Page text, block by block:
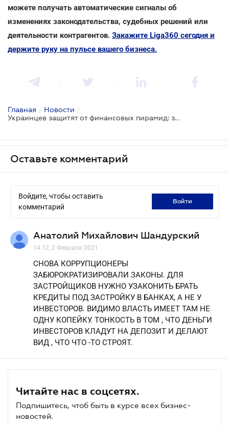
можете получать автоматические сигналы об
изменениях законодательства, судебных решений или
деятельности контрагентов. Закажите Liga360 сегодня и
держите руку на пульсе вашего бизнеса.
Главная / Новости /
Украинцев защитят от финансовых пирамид: законопроект в Раде
Оставьте комментарий
Войдите, чтобы оставить
комментарий
войти
Анатолий Михайлович Шандурский
14.12, 2 Февраля 2021
СНОВА КОРРУПЦИОНЕРЫ
ЗАБЮРОКРАТИЗИРОВАЛИ ЗАКОНЫ. ДЛЯ
ЗАСТРОЙЩИКОВ НУЖНО УЗАКОНИТЬ БРАТЬ
КРЕДИТЫ ПОД ЗАСТРОЙКУ В БАНКАХ, А НЕ У
ИНВЕСТОРОВ. ВИДИМО ВЛАСТЬ ИМЕЕТ ТАМ НЕ
ОДНУ КОПЕЙКУ. ТОНКОСТЬ В ТОМ , ЧТО ДЕНЬГИ
ИНВЕСТОРОВ КЛАДУТ НА ДЕПОЗИТ И ДЕЛАЮТ
ВИД , ЧТО ЧТО -ТО СТРОЯТ.
Читайте нас в соцсетях.
Подпишитесь, чтоб быть в курсе всех бизнес-
новостей.